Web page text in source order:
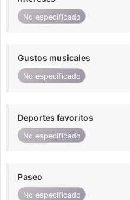
No especificado
Gustos musicales
No especificado
Deportes favoritos
No especificado
Paseo
No especificado